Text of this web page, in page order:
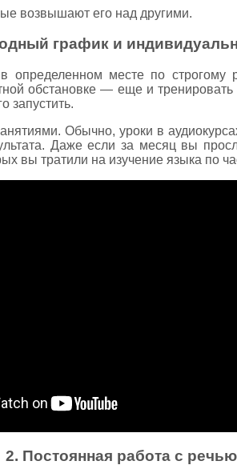
возвышают его над другими.
график и
определенном месте по
обстановке — еще и
запустить.
Обычно, уроки в
Даже если за месяц вы
вы тратили на изучение языка по
2. Постоянная работа с речью